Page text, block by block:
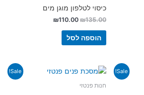
כיסוי לטלפון מוגן מים
₪135.00
₪110.00
הוספה לסל
Sale!
Sale!
חנות פנטזי